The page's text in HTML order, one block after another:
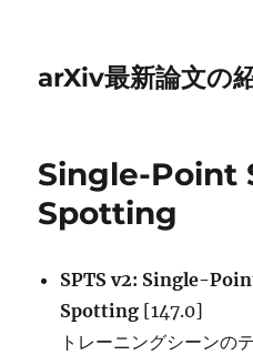
arXiv最新論文の
Single-Point
Spotting
SPTS v2: Single-
Spotting [147.0]
トレーニングシーンの